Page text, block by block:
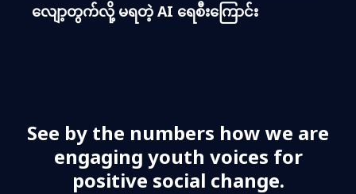
လျော့တွက်လို့ မရတဲ့ AI ရေစီးကြောင်း
See by the numbers how we are
engaging youth voices for
positive social change.